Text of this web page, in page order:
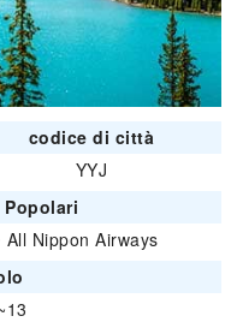
codice di città
YYJ
Popolari
All Nippon Airways